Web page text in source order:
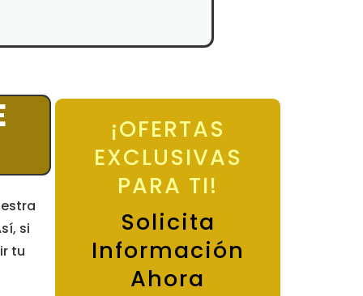
si
tu
¡OFERTAS
EXCLUSIVAS
PARA TI!
Solicita
Información
Ahora